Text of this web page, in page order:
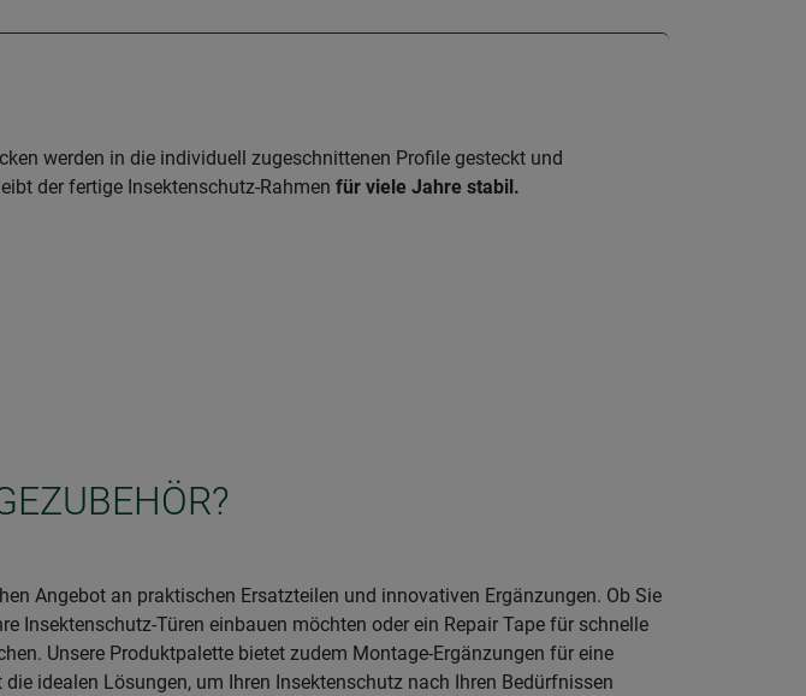
werden in die individuell zugeschnittenen Profile gesteckt und
der fertige Insektenschutz-Rahmen für viele Jahre stabil.
Angebot an praktischen Ersatzteilen und innovativen Ergänzungen. Ob Sie
Insektenschutz-Türen einbauen möchten oder ein Repair Tape für schnelle
Unsere Produktpalette bietet zudem Montage-Ergänzungen für eine
idealen Lösungen, um Ihren Insektenschutz nach Ihren Bedürfnissen